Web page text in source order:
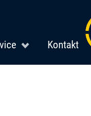
Kontakt